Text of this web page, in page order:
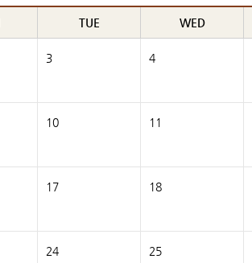
TUE WED
3 4
10 11
17 18
24 25